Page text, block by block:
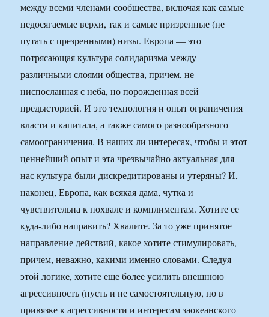
между всеми членами сообщества, включая как самые
недосягаемые верхи, так и самые призренные (не
путать с презренными) низы. Европа — это
потрясающая культура солидаризма между
различными слоями общества, причем, не
ниспосланная с неба, но порожденная всей
предысторией. И это технология и опыт ограничения
власти и капитала, а также самого разнообразного
самоограничения. В наших ли интересах, чтобы и этот
ценнейший опыт и эта чрезвычайно актуальная для
нас культура были дискредитированы и утеряны? И,
наконец, Европа, как всякая дама, чутка и
чувствительна к похвале и комплиментам. Хотите ее
куда-либо направить? Хвалите. За то уже принятое
направление действий, какое хотите стимулировать,
причем, неважно, какими именно словами. Следуя
этой логике, хотите еще более усилить внешнюю
агрессивность (пусть и не самостоятельную, но в
привязке к агрессивности и интересам заокеанского